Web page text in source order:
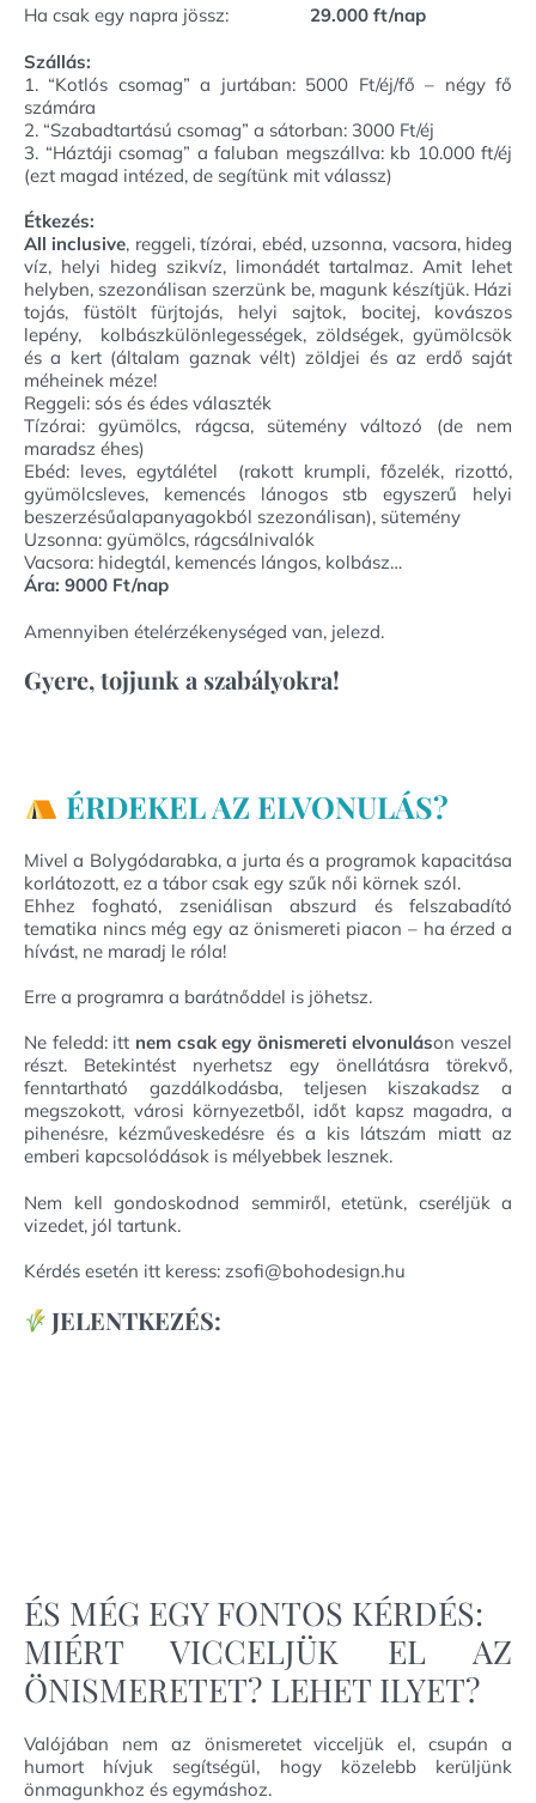
Ha csak egy napra jössz: 29.000 ft/nap
Szállás:
1. “Kotlós csomag” a jurtában: 5000 Ft/éj/fő – négy fő
számára
2. “Szabadtartású csomag” a sátorban: 3000 Ft/éj
3. “Háztáji csomag” a faluban megszállva: kb 10.000 ft/éj
(ezt magad intézed, de segítünk mit válassz)
Étkezés:
All inclusive, reggeli, tízórai, ebéd, uzsonna, vacsora, hideg
víz, helyi hideg szikvíz, limonádét tartalmaz. Amit lehet
helyben, szezonálisan szerzünk be, magunk készítjük. Házi
tojás, füstölt fürjtojás, helyi sajtok, bocitej, kovászos
lepény, kolbászkülönlegességek, zöldségek, gyümölcsök
és a kert (általam gaznak vélt) zöldjei és az erdő saját
méheinek méze!
Reggeli: sós és édes választék
Tízórai: gyümölcs, rágcsa, sütemény változó (de nem
maradsz éhes)
Ebéd: leves, egytálétel (rakott krumpli, főzelék, rizottó,
gyümölcsleves, kemencés lánogos stb egyszerű helyi
beszerzésűalapanyagokból szezonálisan), sütemény
Uzsonna: gyümölcs, rágcsálnivalók
Vacsora: hidegtál, kemencés lángos, kolbász…
Ára: 9000 Ft/nap
Amennyiben ételérzékenységed van, jelezd.
Gyere, tojjunk a szabályokra!
ÉRDEKEL AZ ELVONULÁS?
Mivel a Bolygódarabka, a jurta és a programok kapacitása
korlátozott, ez a tábor csak egy szűk női körnek szól.
Ehhez fogható, zseniálisan abszurd és felszabadító
tematika nincs még egy az önismereti piacon – ha érzed a
hívást, ne maradj le róla!
Erre a programra a barátnőddel is jöhetsz.
Ne feledd: itt nem csak egy önismereti elvonuláson veszel
részt. Betekintést nyerhetsz egy önellátásra törekvő,
fenntartható gazdálkodásba, teljesen kiszakadsz a
megszokott, városi környezetből, időt kapsz magadra, a
pihenésre, kézműveskedésre és a kis látszám miatt az
emberi kapcsolódások is mélyebbek lesznek.
Nem kell gondoskodnod semmiről, etetünk, cseréljük a
vizedet, jól tartunk.
Kérdés esetén itt keress: zsofi@bohodesign.hu
JELENTKEZÉS:
ÉS MÉG EGY FONTOS KÉRDÉS:
MIÉRT VICCELJÜK EL AZ
ÖNISMERETET? LEHET ILYET?
Valójában nem az önismeretet vicceljük el, csupán a
humort hívjuk segítségül, hogy közelebb kerüljünk
önmagunkhoz és egymáshoz.